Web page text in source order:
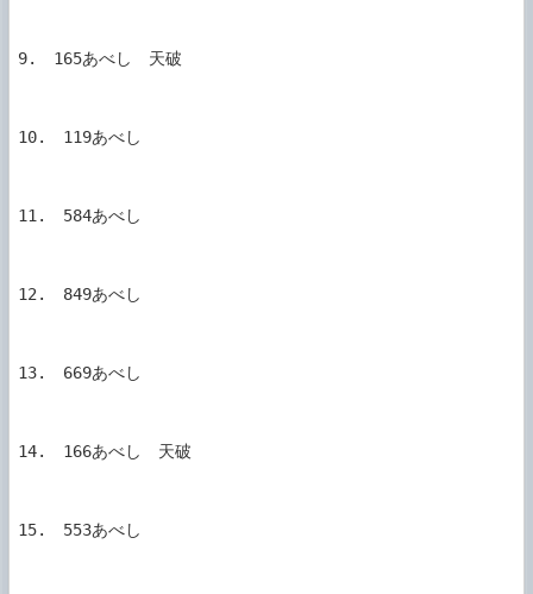
9.　165あべし　天破
10.　119あべし
11.　584あべし
12.　849あべし
13.　669あべし
14.　166あべし　天破
15.　553あべし